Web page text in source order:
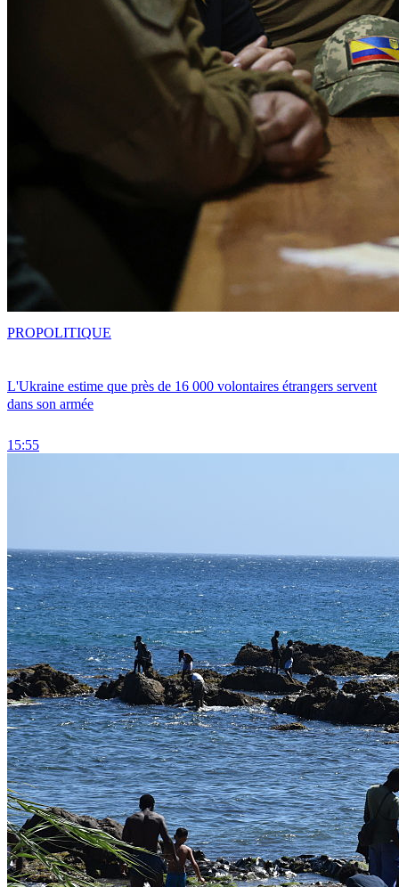
L'Ukraine estime que près de 16 000 volontaires étrangers servent
dans son armée
15:55
PROPOLITIQUE